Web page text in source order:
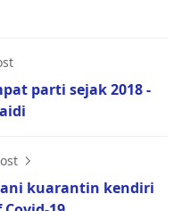
parti sejak 2018 -
kuarantin kendiri